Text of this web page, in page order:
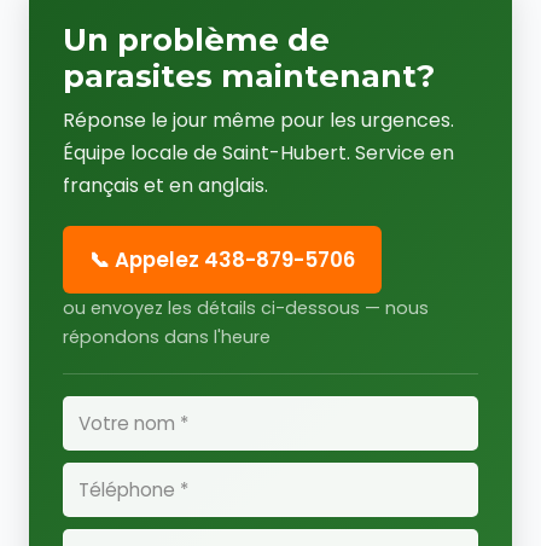
Un problème de
parasites maintenant?
Réponse le jour même pour les urgences.
Équipe locale de Saint-Hubert. Service en
français et en anglais.
📞 Appelez 438-879-5706
ou envoyez les détails ci-dessous — nous
répondons dans l'heure